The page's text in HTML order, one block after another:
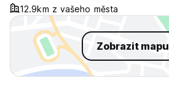
the entire time. Very shady
12.9km z vašeho města
Zobrazit mapu